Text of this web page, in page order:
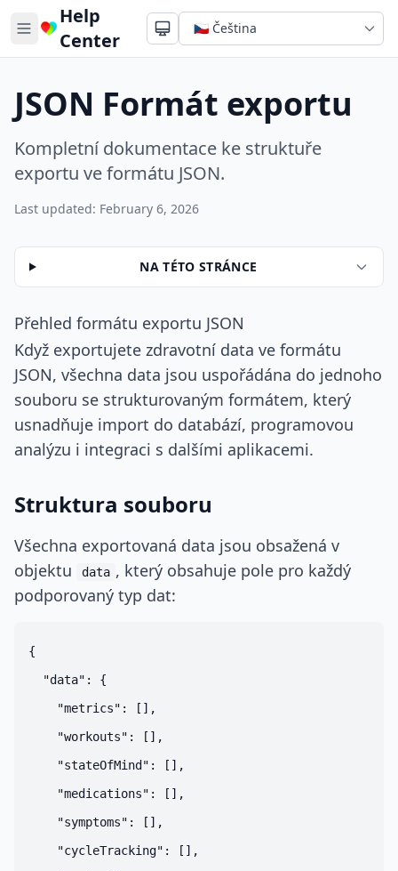
Help
Center
JSON Formát exportu
Kompletní dokumentace ke struktuře
exportu ve formátu JSON.
Last updated: February 6, 2026
NA TÉTO STRÁNCE
Přehled formátu exportu JSON
Když exportujete zdravotní data ve formátu
JSON, všechna data jsou uspořádána do jednoho
souboru se strukturovaným formátem, který
usnadňuje import do databází, programovou
analýzu i integraci s dalšími aplikacemi.
Struktura souboru
Všechna exportovaná data jsou obsažená v
objektu
data , který obsahuje pole pro každý
podporovaný typ dat:
{
  "data": {
    "metrics": [],
    "workouts": [],
    "stateOfMind": [],
    "medications": [],
    "symptoms": [],
    "cycleTracking": [],